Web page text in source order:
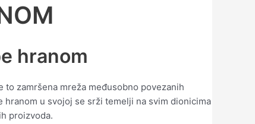
hranom
zamršena mreža međusobno povezanih
hranom u svojoj se srži temelji na svim dionicima
proizvoda.